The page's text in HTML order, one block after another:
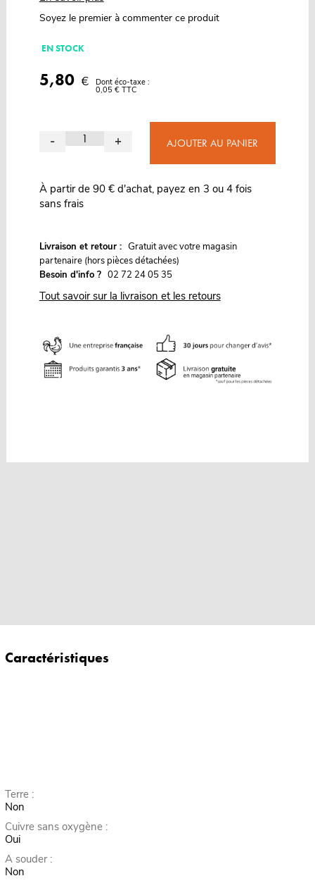
Soyez le premier à commenter ce produit
EN STOCK
5,80 € Dont éco-taxe :
0,05 € TTC
- + AJOUTER AU PANIER
À partir de 90 € d'achat, payez en 3 ou 4 fois
sans frais
Livraison et retour : Gratuit avec votre magasin
partenaire (hors pièces détachées)
Besoin d'info ? 02 72 24 05 35
Tout savoir sur la livraison et les retours
Caractéristiques
Terre :
Non
Cuivre sans oxygène :
Oui
A souder :
Non